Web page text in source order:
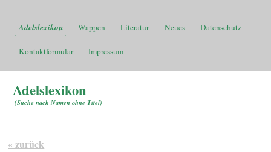
Adelslexikon Wappen Literatur Neues Datenschutz
Kontaktformular Impressum
Adelslexikon
(Suche nach Namen ohne Titel)
« zurück